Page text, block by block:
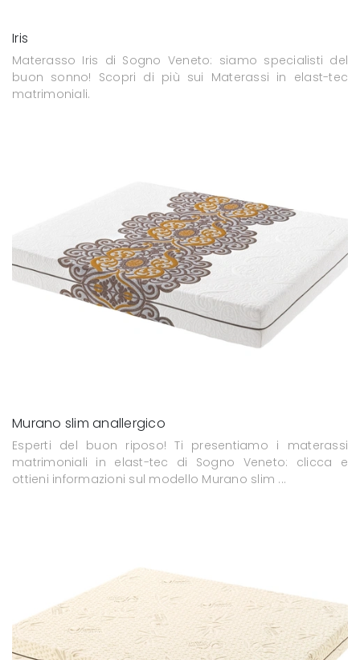
Iris
Materasso Iris di Sogno Veneto: siamo specialisti del
buon sonno! Scopri di più sui Materassi in elast-tec
matrimoniali.
Murano slim anallergico
Esperti del buon riposo! Ti presentiamo i materassi
matrimoniali in elast-tec di Sogno Veneto: clicca e
ottieni informazioni sul modello Murano slim ...